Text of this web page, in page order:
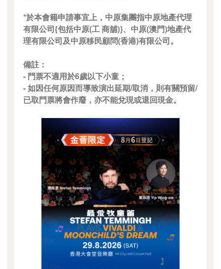
*於本會籍申請事宜上，中原集團指中原地產代理
有限公司{包括中原(工 商舖)}、中原(澳門)地產代
理有限公司及中原移民顧問(香港)有限公司。
備註：
- 門票不適用於6歲以下小童；
- 如因任何原因而導致演出延期/取消，則有關預留/
已取門票將會作廢，亦不能兌現或退回現金。